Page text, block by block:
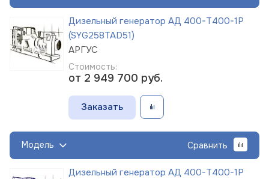
Дизельный генератор АД 400-Т400-1Р
(SYG258TAD51)
АРГУС
Стоимость:
от 2 949 700 руб.
Заказать
Модель Сравнить
Дизельный генератор АД 400-Т400-1Р